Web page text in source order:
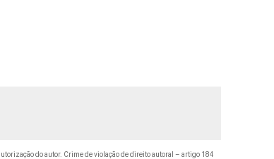
do autor. Crime de violação de direito autoral – artigo 184